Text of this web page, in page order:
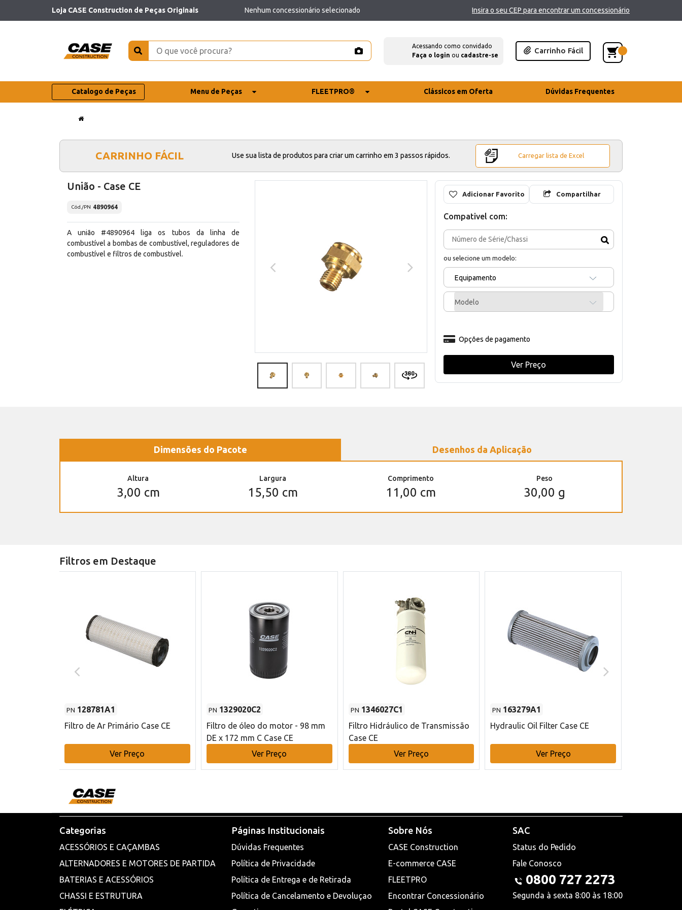
Loja CASE Construction de Peças Originais Nenhum concessionário selecionado Insira o seu CEP para encontrar um concessionário
Acessando como convidado
Faça o login ou cadastre-se
Carrinho Fácil
Catalogo de Peças Menu de Peças FLEETPRO® Clássicos em Oferta Dúvidas Frequentes
CARRINHO FÁCIL Use sua lista de produtos para criar um carrinho em 3 passos rápidos. Carregar lista de Excel
União - Case CE
Cód./PN 4890964
A união #4890964 liga os tubos da linha de
combustível a bombas de combustível, reguladores de
combustível e filtros de combustível.
Adicionar Favorito Compartilhar
Compativel com:
ou selecione um modelo:
Equipamento
Modelo
Opções de pagamento
Ver Preço
Dimensões do Pacote Desenhos da Aplicação
Altura
3,00 cm
Largura
15,50 cm
Comprimento
11,00 cm
Peso
30,00 g
Filtros em Destaque
PN 128781A1
Filtro de Ar Primário Case CE
Ver Preço
PN 1329020C2
Filtro de óleo do motor - 98 mm
DE x 172 mm C Case CE
Ver Preço
PN 1346027C1
Filtro Hidráulico de Transmissão
Case CE
Ver Preço
PN 163279A1
Hydraulic Oil Filter Case CE
Ver Preço
Categorias
ACESSÓRIOS E CAÇAMBAS
ALTERNADORES E MOTORES DE PARTIDA
BATERIAS E ACESSÓRIOS
CHASSI E ESTRUTURA
Páginas Institucionais
Dúvidas Frequentes
Política de Privacidade
Política de Entrega e de Retirada
Política de Cancelamento e Devoluçao
Sobre Nós
CASE Construction
E-commerce CASE
FLEETPRO
Encontrar Concessionário
SAC
Status do Pedido
Fale Conosco
0800 727 2273
Segunda à sexta 8:00 às 18:00